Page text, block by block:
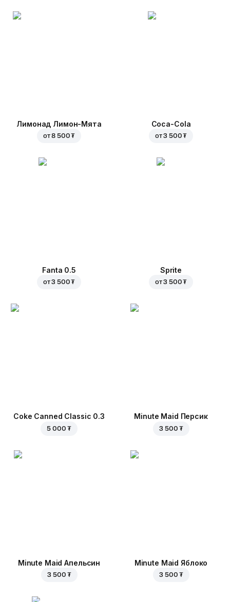
Лимонад Лимон-Мята
от8 500 ₮
Coca-Cola
от3 500 ₮
Fanta 0.5
от3 500 ₮
Sprite
от3 500 ₮
Coke Canned Classic 0.3
5 000 ₮
Minute Maid Персик
3 500 ₮
Minute Maid Апельсин
3 500 ₮
Minute Maid Яблоко
3 500 ₮